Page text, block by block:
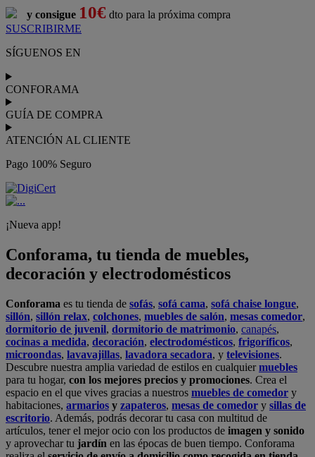
y consigue 10€ dto para la próxima compra
SUSCRIBIRME
SÍGUENOS EN
CONFORAMA
GUÍA DE COMPRA
ATENCIÓN AL CLIENTE
Pago 100% Seguro
¡Nueva app!
Conforama, tu tienda de muebles,
decoración y electrodomésticos
Conforama es tu tienda de sofás, sofá cama, sofá chaise longue,
sillón, sillón relax, colchones, muebles de salón, mesas comedor,
dormitorio de juvenil, dormitorio de matrimonio, canapés,
cocinas a medida, decoración, electrodomésticos, frigoríficos,
microondas, lavavajillas, lavadora secadora, y televisiones.
Descubre nuestra amplia variedad de estilos en cualquiermuebles
para tu hogar, con los mejores precios y promociones. Crea el
espacio en el que vives gracias a nuestros muebles de comedor y
habitaciones, armarios y zapateros, mesas de comedor y sillas de
escritorio. Además, podrás decorar tu casa con multitud de
artículos, tener el mejor ocio con los productos de imagen y sonido
y aprovechar tu jardín en las épocas de buen tiempo. Conforama